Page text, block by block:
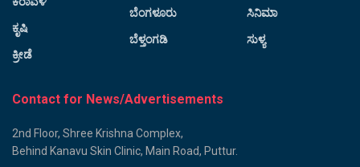
ಕೃಷಿ
ಕ್ರೀಡೆ
ಬೆಂಗಳೂರು
ಬೆಳ್ತಂಗಡಿ
ಸಿನಿಮಾ
ಸುಳ್ಯ
Contact for News/Advertisements
2nd Floor, Shree Krishna Complex,
Behind Kanavu Skin Clinic, Main Road, Puttur.